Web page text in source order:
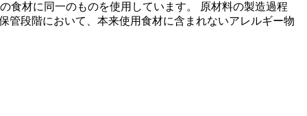
食材に同一のものを使用しています。 原材料の製造過程
管段階において、本来使用食材に含まれないアレルギー物